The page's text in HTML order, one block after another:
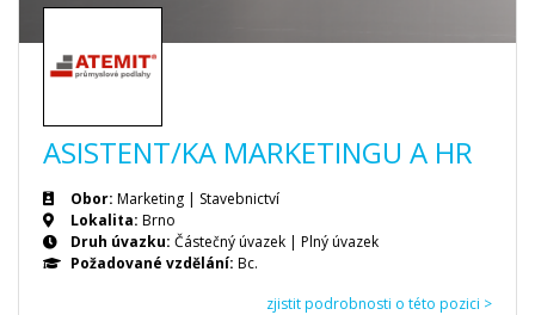
ASISTENT/KA MARKETINGU A HR
Obor: Marketing | Stavebnictví
Lokalita: Brno
Druh úvazku: Částečný úvazek | Plný úvazek
Požadované vzdělání: Bc.
zjistit podrobnosti o této pozici >